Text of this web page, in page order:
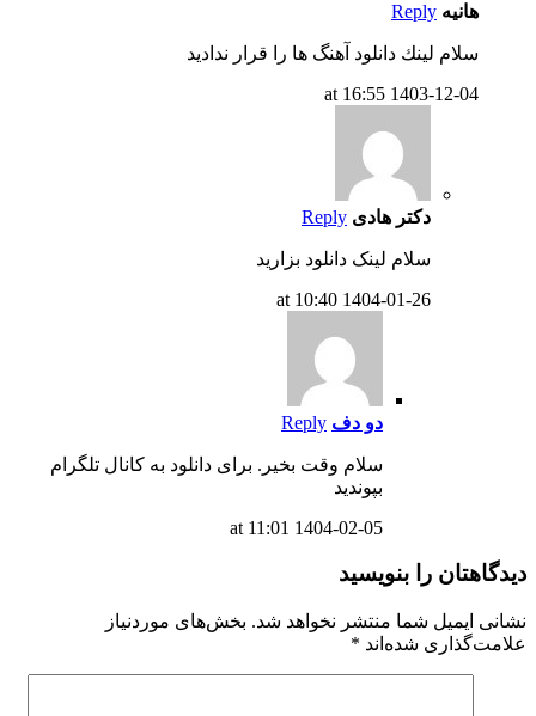
هانيه Reply
سلام لينك دانلود آهنگ ها را قرار نداديد
1403-12-04 at 16:55
دکتر هادی Reply
سلام لینک دانلود بزارید
1404-01-26 at 10:40
دو دف Reply
سلام وقت بخیر. برای دانلود به کانال تلگرام
بپوندید
1404-02-05 at 11:01
دیدگاهتان را بنویسید
نشانی ایمیل شما منتشر نخواهد شد. بخش‌های موردنیاز
علامت‌گذاری شده‌اند *